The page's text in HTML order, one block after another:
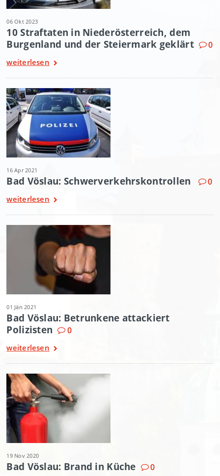
06 Okt 2023
10 Straftaten in Niederösterreich, dem
Burgenland und der Steiermark geklärt
0
weiterlesen
16 Apr 2021
Bad Vöslau: Schwerverkehrskontrollen 0
weiterlesen
01 Jän 2021
Bad Vöslau: Betrunkene attackiert
Polizisten
0
weiterlesen
19 Nov 2020
Bad Vöslau: Brand in Küche 0